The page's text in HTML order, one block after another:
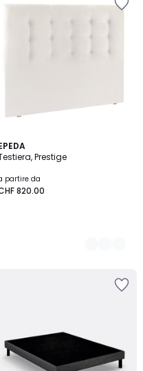
Prestige
partire da
820.00
Colori